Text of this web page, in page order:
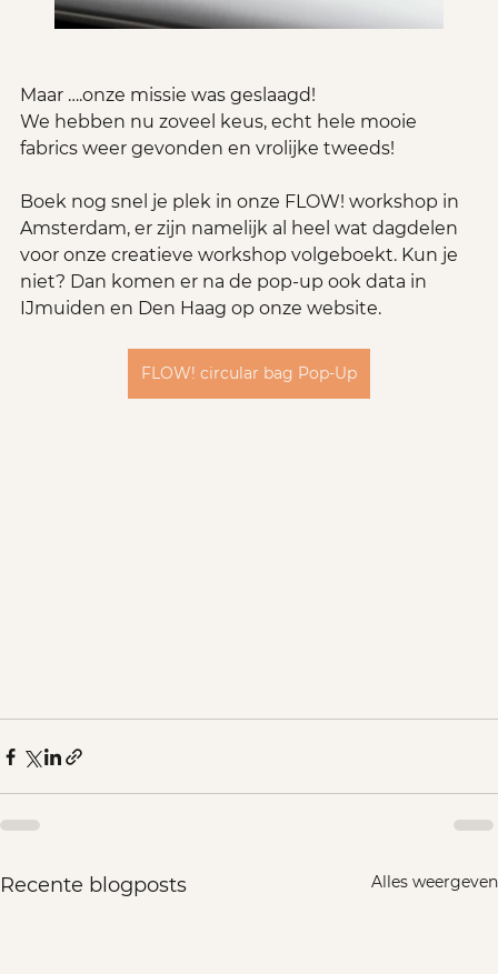
Maar ….onze missie was geslaagd!
We hebben nu zoveel keus, echt hele mooie
fabrics weer gevonden en vrolijke tweeds!
Boek nog snel je plek in onze FLOW! workshop in
Amsterdam, er zijn namelijk al heel wat dagdelen
voor onze creatieve workshop volgeboekt. Kun je
niet? Dan komen er na de pop-up ook data in
IJmuiden en Den Haag op onze website.
FLOW! circular bag Pop-Up
Recente blogposts Alles weergeven